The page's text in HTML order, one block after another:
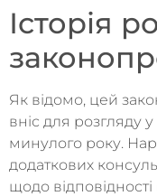
Історія
Як відомо, цей
вніс для розгляду
минулого року.
додаткових
щодо